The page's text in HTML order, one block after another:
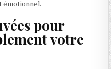
émotionnel.
pour
votre